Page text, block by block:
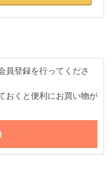
員登録を行ってくださ
おくと便利にお買い物が